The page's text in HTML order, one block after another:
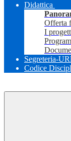
Didattica
Offerta
I
Segreteria-
Codice